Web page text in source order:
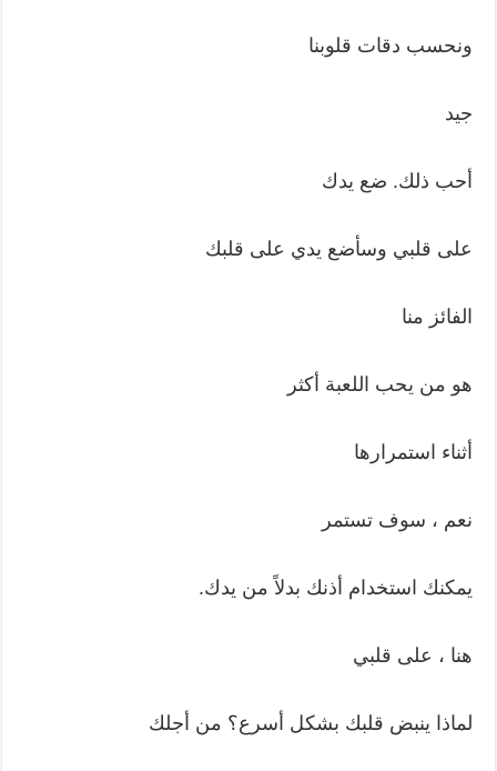
ونحسب دقات قلوبنا
جيد
أحب ذلك. ضع يدك
على قلبي وسأضع يدي على قلبك
الفائز منا
هو من يحب اللعبة أكثر
أثناء استمرارها
نعم ، سوف تستمر
يمكنك استخدام أذنك بدلاً من يدك.
هنا ، على قلبي
لماذا ينبض قلبك بشكل أسرع؟ من أجلك